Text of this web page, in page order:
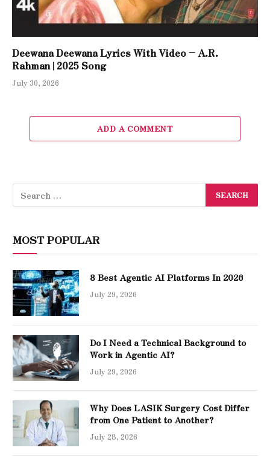
Deewana Deewana Lyrics With Video – A.R.
Rahman | 2025 Song
July 30, 2026
ADD A COMMENT
MOST POPULAR
8 Best Agentic AI Platforms In 2026
July 29, 2026
Do I Need a Technical Background to
Work in Agentic AI?
July 29, 2026
Why Does LASIK Surgery Cost Differ
from One Patient to Another?
July 28, 2026